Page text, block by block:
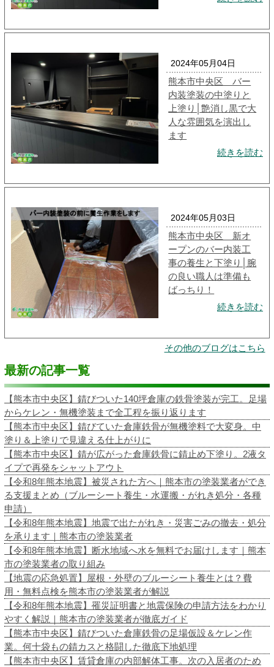
2024年05月04日
熊本市中央区 バー
内装塗装の中塗りと
上塗り│艶消し黒で大
人な雰囲気を演出し
ます
続きを読む
2024年05月03日
熊本市中央区 新オ
ープンのバー内装工
事の養生と下塗り│腕
の良い職人は準備も
ばっちり！
続きを読む
その他のブログはこちら
最新の記事一覧
【熊本市中央区】錆びついた140坪倉庫の鉄骨塗装が完工。足場
からケレン・無機塗装まで全工程を振り返ります
【熊本市中央区】錆びていた倉庫鉄骨が無機塗料で大変身。中
塗り＆上塗りで見違える仕上がりに
【熊本市中央区】錆が広がった倉庫鉄骨に錆止め下塗り。2液タ
イプで再発をシャットアウト
【令和8年熊本地震】被災された方へ｜熊本市の塗装業者ができ
る支援まとめ（ブルーシート養生・水運搬・がれき処分・各種
申請）
【令和8年熊本地震】地震で出たがれき・災害ごみの撤去・処分
を承ります｜熊本市の塗装業者
【令和8年熊本地震】断水地域へ水を無料でお届けします｜熊本
市の塗装業者の取り組み
【地震の応急処置】屋根・外壁のブルーシート養生とは？費
用・無料点検を熊本市の塗装業者が解説
【令和8年熊本地震】罹災証明書と地震保険の申請方法をわかり
やすく解説｜熊本市の塗装業者が徹底ガイド
【熊本市中央区】錆びついた倉庫鉄骨の足場仮設＆ケレン作
業。何十袋もの錆カスと格闘した徹底下地処理
【熊本市中央区】賃貸倉庫の内部解体工事。次の入居者のため